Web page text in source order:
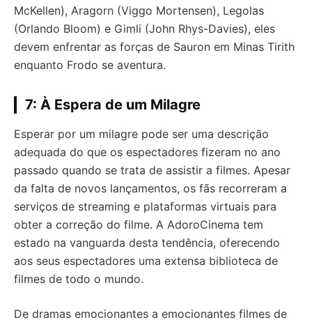
McKellen), Aragorn (Viggo Mortensen), Legolas
(Orlando Bloom) e Gimli (John Rhys-Davies), eles
devem enfrentar as forças de Sauron em Minas Tirith
enquanto Frodo se aventura.
7: À Espera de um Milagre
Esperar por um milagre pode ser uma descrição
adequada do que os espectadores fizeram no ano
passado quando se trata de assistir a filmes. Apesar
da falta de novos lançamentos, os fãs recorreram a
serviços de streaming e plataformas virtuais para
obter a correção do filme. A AdoroCinema tem
estado na vanguarda desta tendência, oferecendo
aos seus espectadores uma extensa biblioteca de
filmes de todo o mundo.
De dramas emocionantes a emocionantes filmes de